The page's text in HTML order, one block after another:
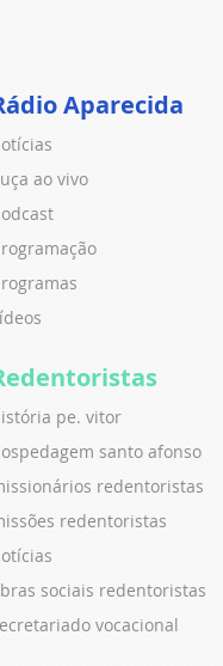
Aparecida
ao vivo
pe. vitor
santo afonso
redentoristas
redentoristas
sociais redentoristas
vocacional